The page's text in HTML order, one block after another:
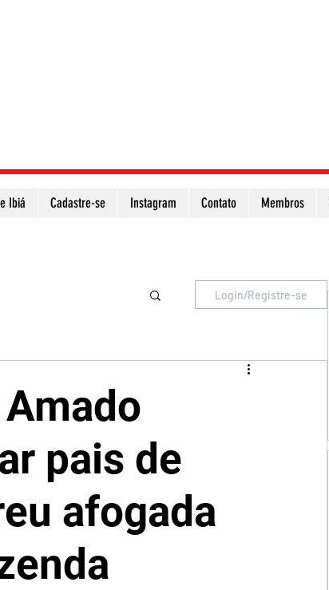
Ibiá Cadastre-se Instagram Contato Membros
Login/Registre-se
pais de
afogada